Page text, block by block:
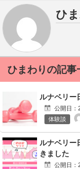
ひ
ひまわりの記事
ルナベリー
公開日：
体験談
ルナベリー
きました
公開日：